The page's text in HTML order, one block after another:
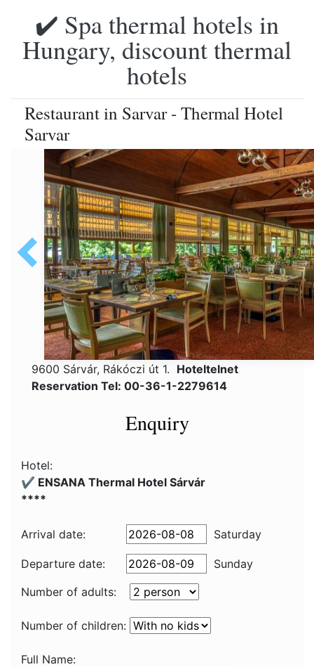
✔️ Spa thermal hotels in
Hungary, discount thermal
hotels
Restaurant in Sarvar - Thermal Hotel
Sarvar
9600 Sárvár, Rákóczi út 1. Hoteltelnet
Reservation Tel: 00-36-1-2279614
Enquiry
Hotel:
✔️ ENSANA Thermal Hotel Sárvár
****
Arrival date: Saturday
Departure date:
Sunday
Number of adults:
Number of children:
Full Name: